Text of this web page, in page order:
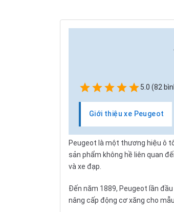
5.0 (82
Giới thiệu xe Peugeot
Peugeot là một thương hiệu ô
sản phẩm không hề liên quan
và xe đạp.
Đến năm 1889, Peugeot lần
nâng cấp động cơ xăng cho